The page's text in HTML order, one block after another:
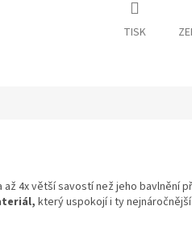
TISK
4x větší savostí než jeho bavlnění
který uspokojí i ty